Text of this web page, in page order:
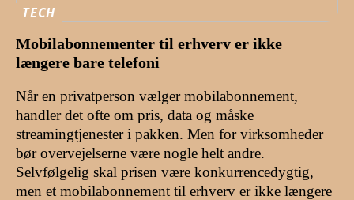
TECH
Mobilabonnementer til erhverv er ikke
længere bare telefoni
Når en privatperson vælger mobilabonnement,
handler det ofte om pris, data og måske
streamingtjenester i pakken. Men for virksomheder
bør overvejelserne være nogle helt andre.
Selvfølgelig skal prisen være konkurrencedygtig,
men et mobilabonnement til erhverv er ikke længere